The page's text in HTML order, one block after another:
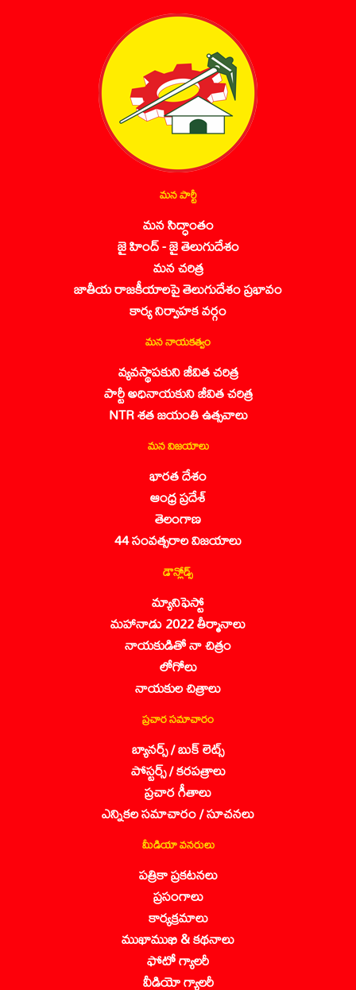
మన పార్టీ
మన సిద్ధాంతం
జై హింద్ - జై తెలుగుదేశం
మన చరిత్ర
జాతీయ రాజకీయాలపై తెలుగుదేశం ప్రభావం
కార్య నిర్వాహక వర్గం
మన నాయకత్వం
వ్యవస్థాపకుని జీవిత చరిత్ర
పార్టీ అధినాయకుని జీవిత చరిత్ర
NTR శత జయంతి ఉత్సవాలు
మన విజయాలు
భారత దేశం
ఆంధ్ర ప్రదేశ్
తెలంగాణ
44 సంవత్సరాల విజయాలు
డౌన్లోడ్స్
మ్యానిఫెస్టో
మహానాడు 2022 తీర్మానాలు
నాయకుడితో నా చిత్రం
లోగోలు
నాయకుల చిత్రాలు
ప్రచార సమాచారం
బ్యానర్స్ / బుక్ లెట్స్
పోస్టర్స్ / కరపత్రాలు
ప్రచార గీతాలు
ఎన్నికల సమాచారం / సూచనలు
మీడియా వనరులు
పత్రికా ప్రకటనలు
ప్రసంగాలు
కార్యక్రమాలు
ముఖాముఖి & కథనాలు
ఫోటో గ్యాలరీ
వీడియో గ్యాలరీ